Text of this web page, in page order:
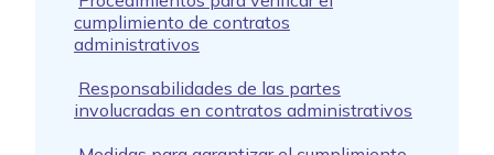
cumplimiento de contratos
administrativos
Responsabilidades de las partes
involucradas en contratos administrativos